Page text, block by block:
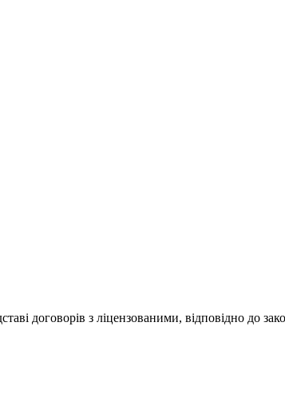
договорів з ліцензованими, відповідно до